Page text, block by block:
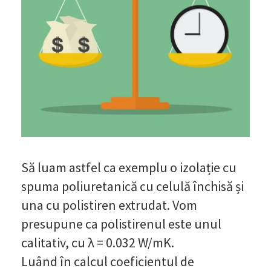
Să luam astfel ca exemplu o izolație cu
spuma poliuretanică cu celulă închisă și
una cu polistiren extrudat. Vom
presupune ca polistirenul este unul
calitativ, cu λ = 0.032 W/mK.
Luând în calcul coeficientul de